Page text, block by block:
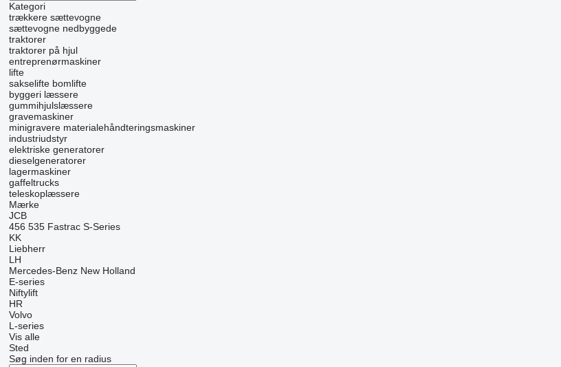
Kategori
trækkere sættevogne
sættevogne nedbyggede
traktorer
traktorer på hjul
entreprenørmaskiner
lifte
sakselifte bomlifte
byggeri læssere
gummihjulslæssere
gravemaskiner
minigravere materialehåndteringsmaskiner
industriudstyr
elektriske generatorer
dieselgeneratorer
lagermaskiner
gaffeltrucks
teleskoplæssere
Mærke
JCB
456 535 Fastrac S-Series
KK
Liebherr
LH
Mercedes-Benz New Holland
E-series
Niftylift
HR
Volvo
L-series
Vis alle
Sted
Søg inden for en radius